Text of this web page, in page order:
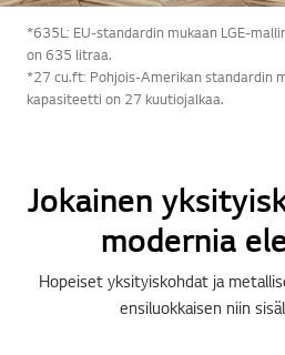
*635L: EU-standardin mukaan LGE-
on 635 litraa.
*27 cu.ft: Pohjois-Amerikan standardin
kapasiteetti on 27 kuutiojalkaa.
Jokainen
modernia
Hopeiset yksityiskohdat ja
ensiluokkaisen niin